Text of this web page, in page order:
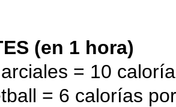
(en 1 hora)
= 10
= 6 calorías